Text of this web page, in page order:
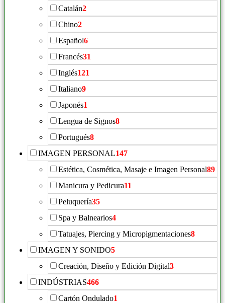
Catalán2
Chino2
Español6
Francés31
Inglés121
Italiano9
Japonés1
Lengua de Signos8
Portugués8
IMAGEN PERSONAL147
Estética, Cosmética, Masaje e Imagen Personal89
Manicura y Pedicura11
Peluquería35
Spa y Balnearios4
Tatuajes, Piercing y Micropigmentaciones8
IMAGEN Y SONIDO5
Creación, Diseño y Edición Digital3
INDÚSTRIAS466
Cartón Ondulado1